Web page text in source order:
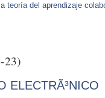
teoría del aprendizaje
23)
ELECTRÃ³NICO